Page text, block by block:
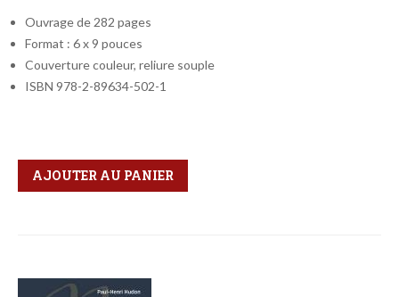
Ouvrage de 282 pages
Format : 6 x 9 pouces
Couverture couleur, reliure souple
ISBN 978-2-89634-502-1
Qté
Format
AJOUTER AU PANIER